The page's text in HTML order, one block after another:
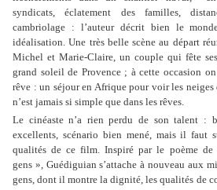
syndicats, éclatement des familles,
cambriolage : l’auteur décrit bien le
idéalisation. Une très belle scène au départ
Michel et Marie-Claire, un couple qui fête
grand soleil de Provence ; à cette occasion
rêve : un séjour en Afrique pour voir les
n’est jamais si simple que dans les rêves.
Le cinéaste n’a rien perdu de son talent :
excellents, scénario bien mené, mais il faut
qualités de ce film. Inspiré par le poème
gens », Guédiguian s’attache à nouveau aux
gens, dont il montre la dignité, les qualités de